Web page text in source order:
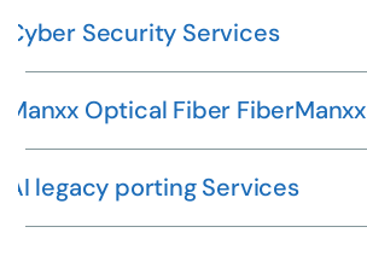
Cyber Security Services
Manxx Optical Fiber FiberManxx
AI legacy porting Services